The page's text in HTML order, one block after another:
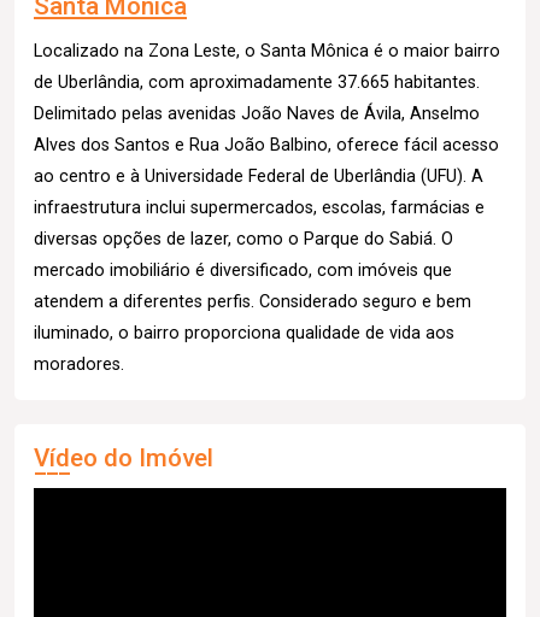
Localizado na Zona Leste, o Santa Mônica é o maior bairro
de Uberlândia, com aproximadamente 37.665 habitantes.
Delimitado pelas avenidas João Naves de Ávila, Anselmo
Alves dos Santos e Rua João Balbino, oferece fácil acesso
ao centro e à Universidade Federal de Uberlândia (UFU). A
infraestrutura inclui supermercados, escolas, farmácias e
diversas opções de lazer, como o Parque do Sabiá. O
mercado imobiliário é diversificado, com imóveis que
atendem a diferentes perfis. Considerado seguro e bem
iluminado, o bairro proporciona qualidade de vida aos
moradores.
Vídeo do Imóvel